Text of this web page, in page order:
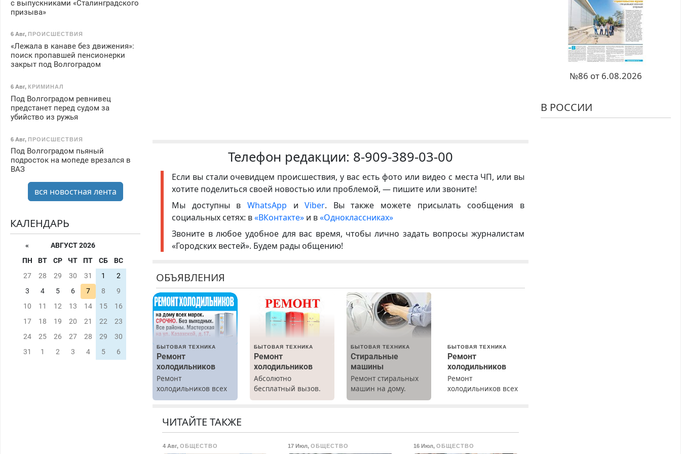
Телефон редакции: 8-909-389-03-00
Если вы стали очевидцем происшествия, у вас есть фото или видео с места ЧП, или вы
хотите поделиться своей новостью или проблемой, — пишите или звоните!
Мы доступны в WhatsApp иViber. Вы также можете присылать сообщения в
социальных сетях: в«ВКонтакте» и в«Одноклассниках»
Звоните в любое удобное для вас время, чтобы лично задать вопросы журналистам
«Городских вестей». Будем рады общению!
ОБЪЯВЛЕНИЯ
БЫТОВАЯ ТЕХНИКА
Ремонт
холодильников
Ремонт
холодильников всех
марок на дому.
БЫТОВАЯ ТЕХНИКА
Ремонт
холодильников
Абсолютно
бесплатный вызов.
Ремонт
выходных.
БЫТОВАЯ ТЕХНИКА
Стиральные
машины
Ремонт стиральных
машин на дому.
Выезд и диагностика
БЫТОВАЯ ТЕХНИКА
Ремонт
холодильников
Ремонт
холодильников всех
районы. Скидка.
ЧИТАЙТЕ ТАКЖЕ
4 Авг,ОБЩЕСТВО 17 Июл,ОБЩЕСТВО 16 Июл, ОБЩЕСТВО
с выпускниками «Сталинградского
призыва»
6 Авг, ПРОИСШЕСТВИЯ
«Лежала в канаве без движения»:
поиск пропавшей пенсионерки
закрыт под Волгоградом
6 Авг, КРИМИНАЛ
Под Волгоградом ревнивец
предстанет перед судом за
убийство из ружья
6 Авг, ПРОИСШЕСТВИЯ
Под Волгоградом пьяный
подросток на мопеде врезался в
ВАЗ
вся новостная лента
КАЛЕНДАРЬ
«
АВГУСТ 2026
ПН
ВТ СР ЧТ ПТ СБ
ВС
27
28 29 30 31 1
2
3
4 5 6 7 8
9
10
11 12 13 14 15
16
17
18 19 20 21 22
23
24
25 26 27 28 29
30
31
1 2 3 4 5 6
№86 от 6.08.2026
В РОССИИ